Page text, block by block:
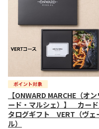
【ONWARD MARCHE（オン
ード・マルシェ）】 カード
タログギフト VERT（ヴェ
ル）